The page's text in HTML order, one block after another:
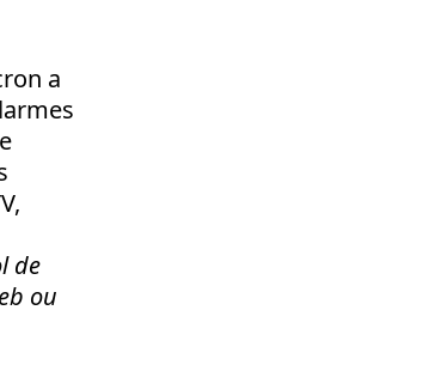
a
de
ou